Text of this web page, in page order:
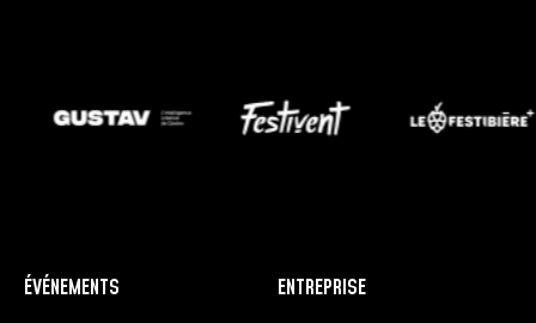
ÉVÉNEMENTS ENTREPRISE